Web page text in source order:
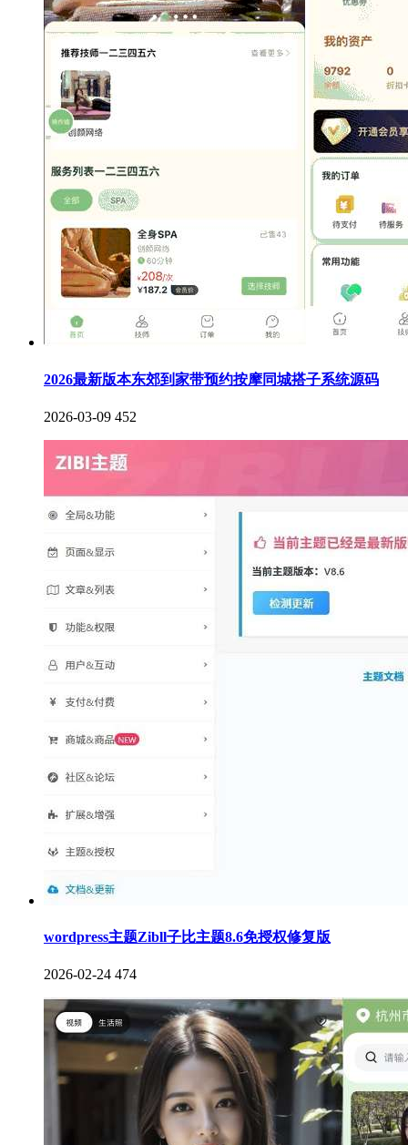
2026最新版本东郊到家带预约按摩同城搭子系统源码
2026-03-09 452
wordpress主题Zibll子比主题8.6免授权修复版
2026-02-24 474